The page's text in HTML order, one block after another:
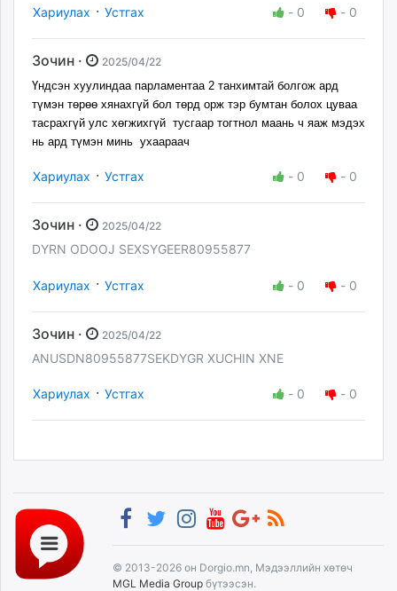
Хариулах · Устгах - 0 - 0
Зочин ·
2025/04/22
Үндсэн хуулиндаа парламентаа 2 танхимтай болгож ард
түмэн төрөө хянахгүй бол төрд орж тэр бумтан болох цуваа
тасрахгүй улс хөгжихгүй тусгаар тогтнол маань ч яаж мэдэх
нь ард түмэн минь ухаараач
Хариулах · Устгах - 0 - 0
Зочин · 2025/04/22
DYRN ODOOJ SEXSYGEER80955877
Хариулах · Устгах - 0 - 0
Зочин · 2025/04/22
ANUSDN80955877SEKDYGR XUCHIN XNE
Хариулах · Устгах - 0 - 0
© 2013-2026 он Dorgio.mn, Мэдээллийн хөтөч
MGL Media Group бүтээсэн.